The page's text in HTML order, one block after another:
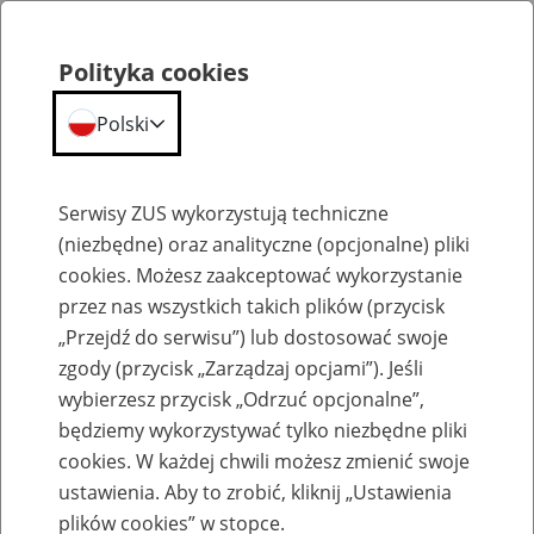
Emerytury
Baza zlikwidowanych lub
przekształconych zakładów pracy
Polityka cookies
Polski
Serwisy ZUS wykorzystują techniczne
(niezbędne) oraz analityczne (opcjonalne) pliki
cookies. Możesz zaakceptować wykorzystanie
przez nas wszystkich takich plików (przycisk
„Przejdź do serwisu”) lub dostosować swoje
zgody (przycisk „Zarządzaj opcjami”). Jeśli
wybierzesz przycisk „Odrzuć opcjonalne”,
będziemy wykorzystywać tylko niezbędne pliki
cookies. W każdej chwili możesz zmienić swoje
ustawienia. Aby to zrobić, kliknij „Ustawienia
plików cookies” w stopce.